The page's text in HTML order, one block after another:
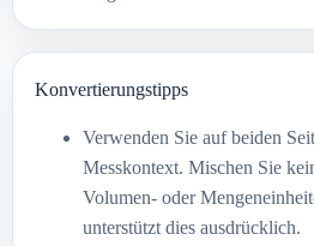
Konvertierungstipps
Verwenden Sie auf beiden
Messkontext. Mischen Sie
Volumen- oder
unterstützt dies ausdrücklich.